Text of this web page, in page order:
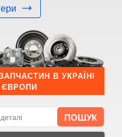
В УКРАЇНІ
КУПИТИ